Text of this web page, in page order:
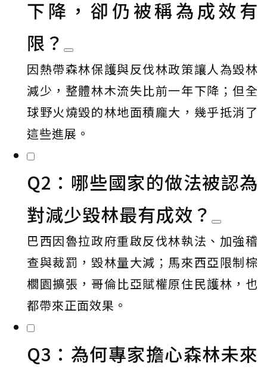
下降，卻仍被稱為成效有
限？
因熱帶森林保護與反伐林政策讓人為毀林
減少，整體林木流失比前一年下降；但全
球野火燒毀的林地面積龐大，幾乎抵消了
這些進展。
Q2：哪些國家的做法被認為
對減少毀林最有成效？
巴西因魯拉政府重啟反伐林執法、加強稽
查與裁罰，毀林量大減；馬來西亞限制棕
櫚園擴張，哥倫比亞賦權原住民護林，也
都帶來正面效果。
Q3：為何專家擔心森林未來